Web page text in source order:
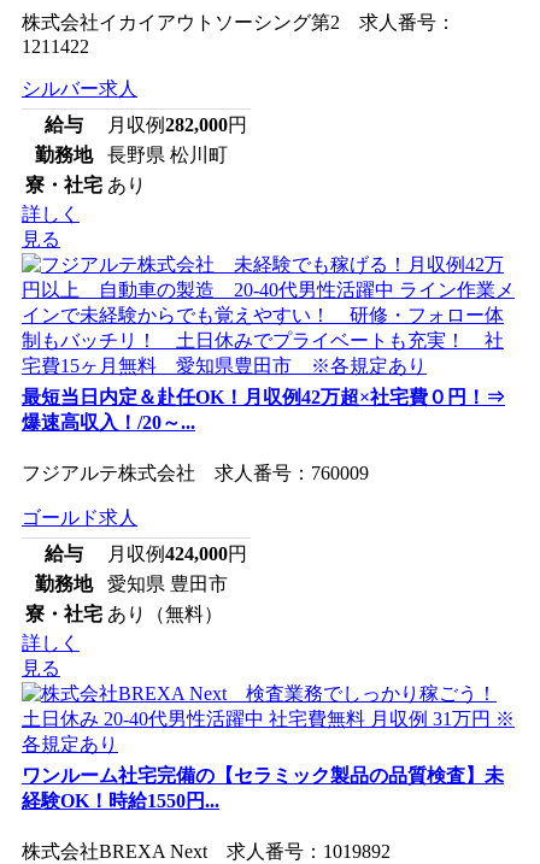
株式会社イカイアウトソーシング第2 求人番号：
1211422
シルバー求人
給与
月収例282,000円
勤務地
長野県 松川町
寮・社宅 あり
詳しく
見る
最短当日内定＆赴任OK！月収例42万超×社宅費０円！⇒
爆速高収入！/20～...
フジアルテ株式会社 求人番号：760009
ゴールド求人
給与
月収例424,000円
勤務地
愛知県 豊田市
寮・社宅 あり（無料）
詳しく
見る
ワンルーム社宅完備の【セラミック製品の品質検査】未
経験OK！時給1550円...
株式会社BREXA Next 求人番号：1019892